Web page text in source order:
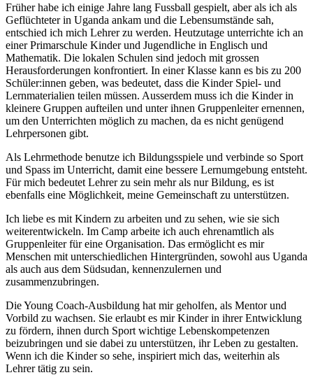
Früher habe ich einige Jahre lang Fussball gespielt, aber als ich als
Geflüchteter in Uganda ankam und die Lebensumstände sah,
entschied ich mich Lehrer zu werden. Heutzutage unterrichte ich an
einer Primarschule Kinder und Jugendliche in Englisch und
Mathematik. Die lokalen Schulen sind jedoch mit grossen
Herausforderungen konfrontiert. In einer Klasse kann es bis zu 200
Schüler:innen geben, was bedeutet, dass die Kinder Spiel- und
Lernmaterialien teilen müssen. Ausserdem muss ich die Kinder in
kleinere Gruppen aufteilen und unter ihnen Gruppenleiter ernennen,
um den Unterrichten möglich zu machen, da es nicht genügend
Lehrpersonen gibt.
Als Lehrmethode benutze ich Bildungsspiele und verbinde so Sport
und Spass im Unterricht, damit eine bessere Lernumgebung entsteht.
Für mich bedeutet Lehrer zu sein mehr als nur Bildung, es ist
ebenfalls eine Möglichkeit, meine Gemeinschaft zu unterstützen.
Ich liebe es mit Kindern zu arbeiten und zu sehen, wie sie sich
weiterentwickeln. Im Camp arbeite ich auch ehrenamtlich als
Gruppenleiter für eine Organisation. Das ermöglicht es mir
Menschen mit unterschiedlichen Hintergründen, sowohl aus Uganda
als auch aus dem Südsudan, kennenzulernen und
zusammenzubringen.
Die Young Coach-Ausbildung hat mir geholfen, als Mentor und
Vorbild zu wachsen. Sie erlaubt es mir Kinder in ihrer Entwicklung
zu fördern, ihnen durch Sport wichtige Lebenskompetenzen
beizubringen und sie dabei zu unterstützen, ihr Leben zu gestalten.
Wenn ich die Kinder so sehe, inspiriert mich das, weiterhin als
Lehrer tätig zu sein.